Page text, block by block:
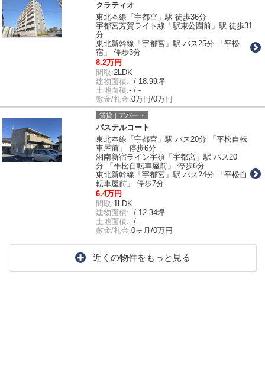
クラティオ
東北本線「宇都宮」駅 徒歩36分
宇都宮芳賀ライト線「駅東公園前」駅 徒歩31
分
東北新幹線「宇都宮」駅 バス25分 「平松
宿」 停歩3分
8.2万円
間取:2LDK
建物面積:- / 18.99坪
土地面積:- / -
敷金/礼金:0万円/0万円
賃貸｜アパート
パステルコート
東北本線「宇都宮」駅 バス20分 「平松自転
車屋前」 停歩6分
湘南新宿ライン宇須「宇都宮」駅 バス20
分 「平松自転車屋前」 停歩6分
東北新幹線「宇都宮」駅 バス24分 「平松自
転車屋前」 停歩7分
6.4万円
間取:1LDK
建物面積:- / 12.34坪
土地面積:- / -
敷金/礼金:0ヶ月/0万円
近くの物件をもっと見る